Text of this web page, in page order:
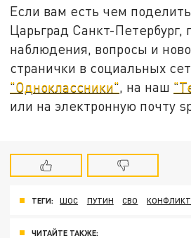
Если вам есть чем
Царьград Санкт-Петербург,
наблюдения, вопросы и
странички в социальных
"Одноклассники", на наш
или на электронную почту
ТЕГИ: ШОС ПУТИН СВО КОНФЛИКТ
ЧИТАЙТЕ ТАКЖЕ: